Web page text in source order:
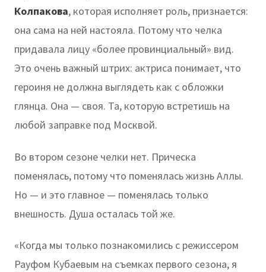
Колпакова, которая исполняет роль, признается:
она сама на ней настояла. Потому что челка
придавала лицу «более провинциальный» вид.
Это очень важный штрих: актриса понимает, что
героиня не должна выглядеть как с обложки
глянца. Она — своя. Та, которую встретишь на
любой заправке под Москвой.
Во втором сезоне челки нет. Прическа
поменялась, потому что поменялась жизнь Аллы.
Но — и это главное — поменялась только
внешность. Душа осталась той же.
«Когда мы только познакомились с режиссером
Рауфом Кубаевым на съемках первого сезона, я